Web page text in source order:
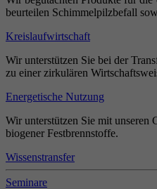
beurteilen Schimmelpilzbefall
Kreislaufwirtschaft
Wir unterstützen Sie bei der
zu einer zirkulären
Energetische Nutzung
Wir unterstützen Sie mit unseren
biogener Festbrennstoffe.
Wissenstransfer
Seminare